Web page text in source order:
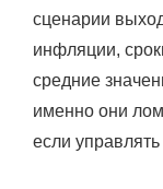
сценарии
инфляции,
средние
именно они
если